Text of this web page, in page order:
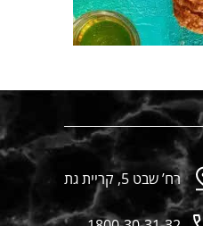
רח’ שבט 5, קריית גת